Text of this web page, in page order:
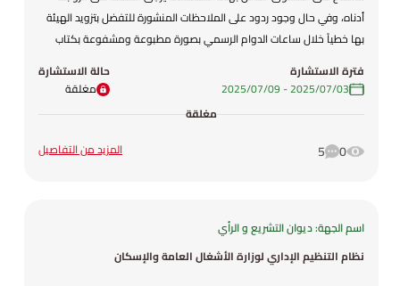
واستعمالها والاحتفاظ والمتاجرة بها لسنة 2025 )
أدناه، وفي حال وجود ردود على الملاحظات المنشورة للتفضل بتزويد الهيئة
بها خطياً خلال ساعات الدوام الرسمي بصورة مطبوعة ومشفوعة بكتاب
موعد لاستقبال الردود عليها هو بتاريخ 2025/7/9.
فترة الاستشارة
03‏/07‏/2025
-
09‏/07‏/2025
حالة الاستشارة
مغلقة
مغلقة
0
5 المزيد من التفاصيل
اسم الجهة: ديوان التشريع و الرأي
نظام التنظيم الإداري لوزارة الأشغال العامة والإسكان